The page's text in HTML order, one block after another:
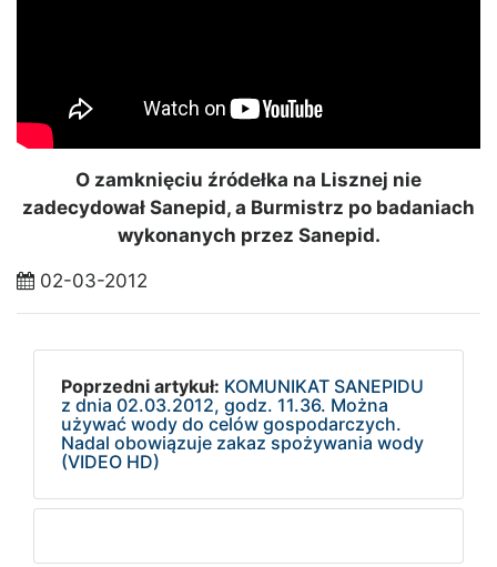
O zamknięciu źródełka na Lisznej nie
zadecydował Sanepid, a Burmistrz po badaniach
wykonanych przez Sanepid.
02-03-2012
Poprzedni artykuł: KOMUNIKAT SANEPIDU
z dnia 02.03.2012, godz. 11.36. Można
używać wody do celów gospodarczych.
Nadal obowiązuje zakaz spożywania wody
(VIDEO HD)